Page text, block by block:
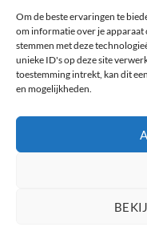
Om de beste ervaringen te
om informatie over je apparaat
stemmen met deze
unieke ID's op deze site
toestemming intrekt, kan dit
en mogelijkheden.